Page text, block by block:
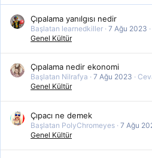
Çıpalama yanılgısı nedir
Başlatan learnedkiller 7 Ağu 2023
Genel Kültür
Çıpalama nedir ekonomi
Başlatan Nilrafya 7 Ağu 2023
Genel Kültür
Çıpacı ne demek
Başlatan PolyChromeyes 7 Ağu
Genel Kültür